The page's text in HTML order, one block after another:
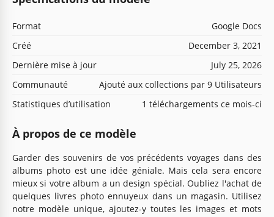
Format
Google Docs
Créé
December 3, 2021
Dernière mise à jour
July 25, 2026
Communauté
Ajouté aux collections par 9 Utilisateurs
Statistiques d’utilisation
1 téléchargements ce mois-ci
À propos de ce modèle
Garder des souvenirs de vos précédents voyages dans des
albums photo est une idée géniale. Mais cela sera encore
mieux si votre album a un design spécial. Oubliez l'achat de
quelques livres photo ennuyeux dans un magasin. Utilisez
notre modèle unique, ajoutez-y toutes les images et mots